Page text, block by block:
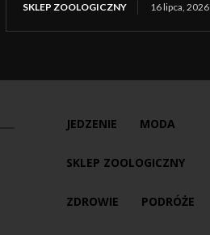
SKLEP ZOOLOGICZNY 16 lipca, 2026
JEDZENIE MODA
SKLEP ZOOLOGICZNY
ZDROWIE PODRÓŻE